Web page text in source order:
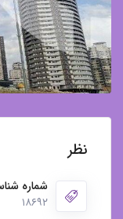
نظر
شماره
۱۸۶۹۲